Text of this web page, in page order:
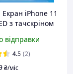
iPhone 11
з тачскріном
відправки
4.5 (2)
₴/міс